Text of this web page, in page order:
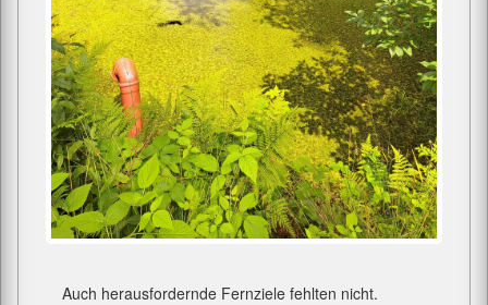
Auch herausfordernde Fernziele fehlten nicht.